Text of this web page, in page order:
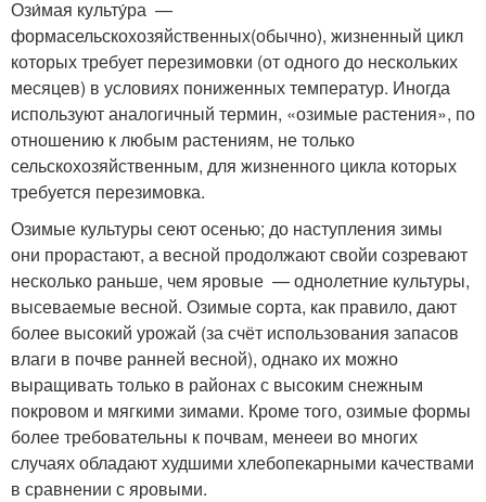
Ози́мая культу́ра —
формасельскохозяйственных(обычно), жизненный цикл
которых требует перезимовки (от одного до нескольких
месяцев) в условиях пониженных температур. Иногда
используют аналогичный термин, «озимые растения», по
отношению к любым растениям, не только
сельскохозяйственным, для жизненного цикла которых
требуется перезимовка.
Озимые культуры сеют осенью; до наступления зимы
они прорастают, а весной продолжают свойи созревают
несколько раньше, чем яровые — однолетние культуры,
высеваемые весной. Озимые сорта, как правило, дают
более высокий урожай (за счёт использования запасов
влаги в почве ранней весной), однако их можно
выращивать только в районах с высоким снежным
покровом и мягкими зимами. Кроме того, озимые формы
более требовательны к почвам, менееи во многих
случаях обладают худшими хлебопекарными качествами
в сравнении с яровыми.